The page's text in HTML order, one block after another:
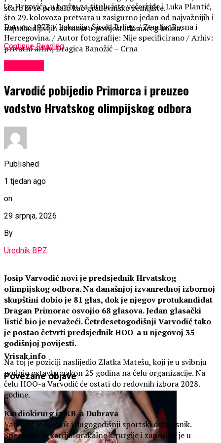
staro bi se prodalo kao građevinsko zemljište.
Datum: 1973. / Lokacija: Široki Brijeg. / Zemlja: Bosna i
Hercegovina. / Autor fotografije: Nije specificirano / Arhiv:
privatni arhiv, Dragica Banožić – Crna
Vrisak.info
Povezaneobjave
​Uz Hrgovića, u borbu za titulu iste večeri ide i Luka Plantić,
što 29. kolovoza pretvara u zasigurno jedan od najvažnijih i
najuzbudljivijih datuma u povijesti domaćeg boksa.
Continue Reading
Varvodić pobijedio Primorca i preuzeo
vodstvo Hrvatskog olimpijskog odbora
Published
1 tjedan ago
on
29 srpnja, 2026
By
Urednik BPZ
Josip Varvodić novi je predsjednik Hrvatskog
olimpijskog odbora. Na današnjoj izvanrednoj izbornoj
skupštini dobio je 81 glas, dok je njegov protukandidat
Dragan Primorac osvojio 68 glasova. Jedan glasački
listić bio je nevažeći. Četrdesetogodišnji Varvodić tako
je postao četvrti predsjednik HOO-a u njegovoj 35-
godišnjoj povijesti.
Na toj je poziciji naslijedio Zlatka Matešu, koji je u svibnju
podnio ostavku nakon 25 godina na čelu organizacije. Na
čelu HOO-a Varvodić će ostati do redovnih izbora 2028.
godine.
Kardiokirurg iz KB-a Dubrava
Varvodić je liječnik i dugogodišnji sportski dužnosnik.
Specijalist je kardiotorakalne kirurgije i zaposlen je u